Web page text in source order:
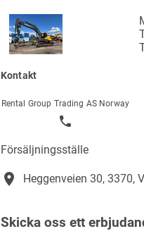
Kontakt
Rental Group Trading AS Norway
Försäljningsställe
place Heggenveien 30, 3370,
Skicka oss ett